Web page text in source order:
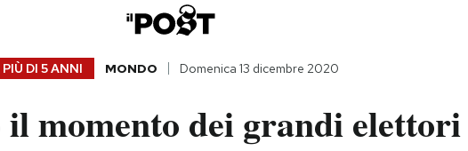
DI 5 ANNI MONDO Domenica 13 dicembre 2020
momento dei grandi elettori